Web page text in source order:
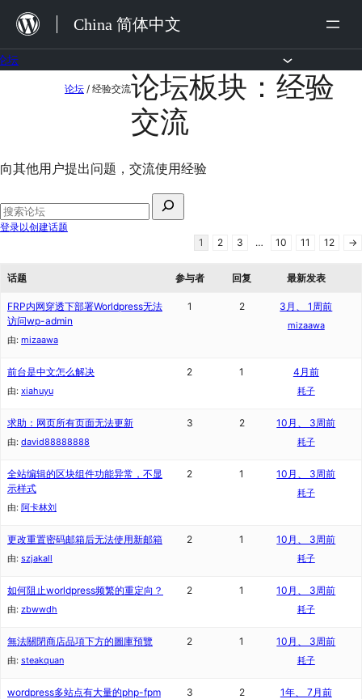
内
China 简体中文
坛
论坛 / 经验交流论坛板块：经验
交流
向其他用户提出问题，交流使用经验
索：
搜
登录以创建话题
1
2 3 … 10 11 12 →
话题 参与者 回复 最新发表
FRP内网穿透下部署Worldpress无法
访问wp-admin
由: mizaawa
1 2 3月、 1周前
mizaawa
前台是中文怎么解决
由: xiahuyu
2 1 4月前
耗子
求助：网页所有页面无法更新
由: david88888888
3 2 10月、 3周前
耗子
全站编辑的区块组件功能异常，不显
示样式
由: 阿卡林刘
2 1 10月、 3周前
耗子
更改重置密码邮箱后无法使用新邮箱
由: szjakall
2 1 10月、 3周前
耗子
如何阻止worldpress频繁的重定向？
由: zbwwdh
2 1 10月、 3周前
耗子
無法關閉商店品項下方的圖庫預覽
由: steakquan
2 1 10月、 3周前
耗子
wordpress多站点有大量的php-fpm
3 2 1年、 7月前